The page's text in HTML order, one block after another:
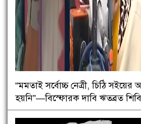
“মমতাই সর্বোচ্চ নেত্রী, চিঠি
হয়নি”—বিস্ফোরক দাবি ঋতব্রত